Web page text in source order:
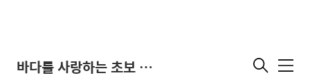
바다를 사랑하는 초보 다이버 메